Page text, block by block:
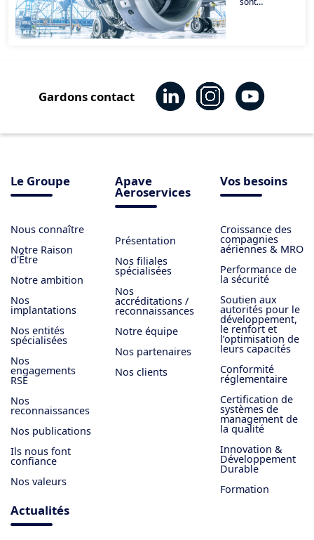
aéronautiques
les plus
connues en
Europe, et de
promouvoir les
et les
industries
aéronautiques
internationaux.
Gardons contact
Le Groupe
Nous connaître
Notre Raison
d'Être
Notre ambition
Nos
implantations
Nos entités
spécialisées
Nos
engagements
RSE
Nos
reconnaissances
Nos publications
Ils nous font
confiance
Nos valeurs
Apave
Aeroservices
Présentation
Nos filiales
spécialisées
Nos
accréditations /
reconnaissances
Notre équipe
Nos partenaires
Nos clients
Vos besoins
Croissance des
compagnies
aériennes & MRO
Performance de
la sécurité
Soutien aux
autorités pour le
développement,
le renfort et
l’optimisation de
leurs capacités
Conformité
réglementaire
Certification de
systèmes de
management de
la qualité
Innovation &
Développement
Durable
Formation
Actualités